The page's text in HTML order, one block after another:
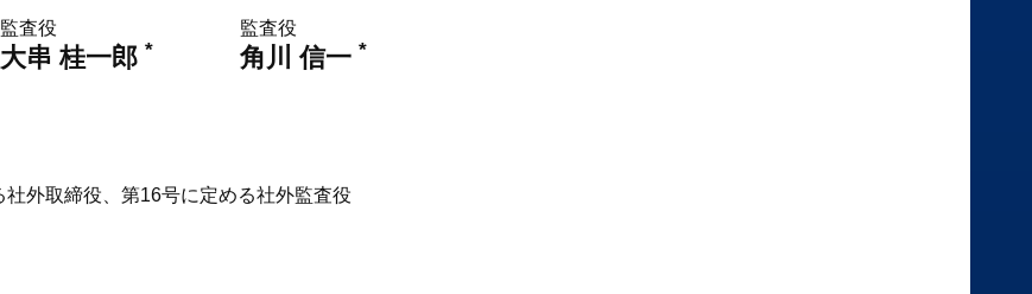
監査役
大串 桂一郎 *
監査役
角川 信一 *
外取締役、第16号に定める社外監査役